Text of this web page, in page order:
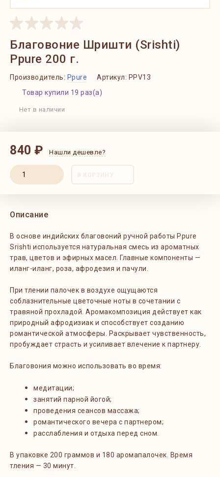
Благовоние Шришти (Srishti)
Ppure 200 г.
Производитель: Ppure Артикул: PPV13
Товар купили 19 раз(а)
Нет в наличии
840 ₽ Нашли дешевле?
В КОРЗИНУ
Описание
В основе индийских благовоний ручной работы Ppure
Srishti используется натуральная смесь из ароматных
трав, цветов и эфирных масел. Главные компоненты —
иланг-иланг, роза, афродезия и пачули.
При тлении палочек в воздухе ощущаются
соблазнительные цветочные ноты в сочетании с
травяной прохладой. Аромакомпозиция действует как
природный афродизиак и способствует созданию
романтической атмосферы. Раскрывает чувственность,
пробуждает страсть и усиливает влечение к партнеру.
Благовония можно использовать во время:
медитации;
занятий парной йогой;
проведения сеансов массажа;
романтического вечера с партнером;
расслабления и отдыха перед сном.
В упаковке 200 граммов и 180 аромапалочек. Время
тления — 30 минут.